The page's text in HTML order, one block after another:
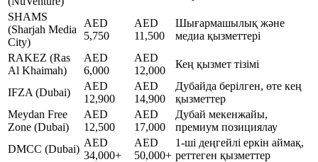
SHAMS
(Sharjah Media
City)
AED
5,750
AED
11,500
Шығармашылық және
медиа қызметтері
RAKEZ (Ras
Al Khaimah)
AED
6,000
AED
12,000
Кең қызмет тізімі
IFZA (Dubai)
AED
12,900
AED
14,900
Дубайда берілген, өте кең
қызметтер
Meydan Free
Zone (Dubai)
AED
12,500
AED
17,000
Дубай мекенжайы,
премиум позициялау
DMCC (Dubai)
AED
34,000+
AED
50,000+
1-ші деңгейлі еркін аймақ,
реттеген қызметтер